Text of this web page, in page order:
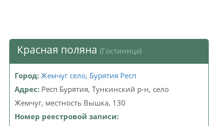
Красная поляна (Гостиница)
Город: Жемчуг село, Бурятия Респ
Адрес: Респ Бурятия, Тункинский р-н, село
Жемчуг, местность Вышка, 130
Номер реестровой записи: